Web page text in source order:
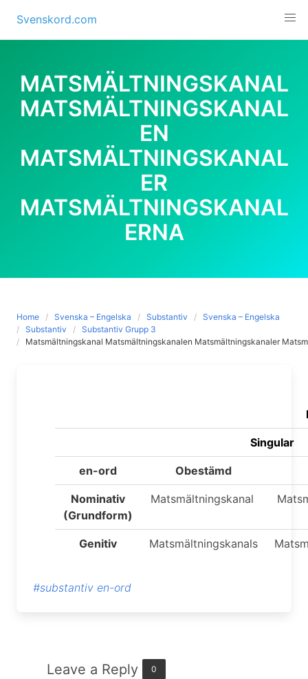
content
Svenskord.com
MATSMÄLTNINGSKANAL
MATSMÄLTNINGSKANAL
EN
MATSMÄLTNINGSKANAL
ER
MATSMÄLTNINGSKANAL
ERNA
Home Svenska – Engelska Substantiv
Svenska – Engelska
Substantiv
Substantiv Grupp 3
Matsmältningskanal Matsmältningskanalen Matsmältningskanaler
Singular
en-ord Obestämd
Nominativ
(Grundform)
Matsmältningskanal
Genitiv Matsmältningskanals
#substantiv en-ord
Leave a Reply 0